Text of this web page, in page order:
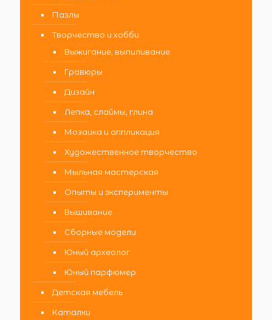
Пазлы
Творчество и хобби
Выжигание, выпиливание
Гравюры
Дизайн
Лепка, слаймы, глина
Мозаика и аппликация
Художественное творчество
Мыльная мастерская
Опыты и эксперименты
Вышивание
Сборные модели
Юный археолог
Юный парфюмер
Детская мебель
Каталки